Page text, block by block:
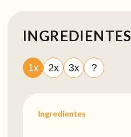
INGREDIENTES
1x 2x 3x ?
Ingredientes